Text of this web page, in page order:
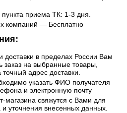
пункта приема ТК: 1-3 дня.
компаний — Бесплатно
доставки в пределах России Вам
на выбранные товары,
адрес доставки.
указать ФИО получателя
и электронную почту
магазина свяжутся с Вами для
и уточнения внесенных данных.